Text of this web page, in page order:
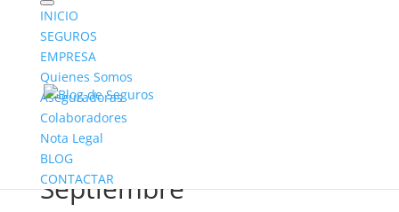
INICIO
SEGUROS
EMPRESA
Quienes Somos
Aseguradoras
Colaboradores
Nota Legal
BLOG
CONTACTAR
Ley de Bienestar Animal
en vigencia el 29 de
Septiembre